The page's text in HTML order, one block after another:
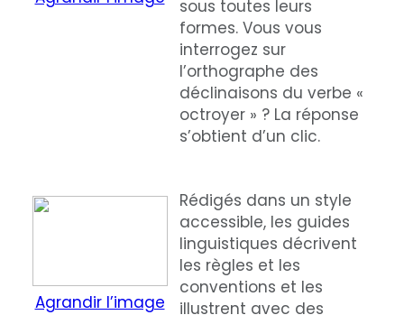
sous toutes leurs
formes. Vous vous
interrogez sur
l’orthographe des
déclinaisons du verbe «
octroyer » ? La réponse
s’obtient d’un clic.
Agrandir l’image
Rédigés dans un style
accessible, les guides
linguistiques décrivent
les règles et les
conventions et les
illustrent avec des